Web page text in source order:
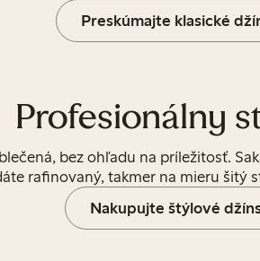
Preskúmajte klasické
Profesionálny
bez ohľadu na príležitosť.
rafinovaný, takmer na mieru šitý
Nakupujte štýlové